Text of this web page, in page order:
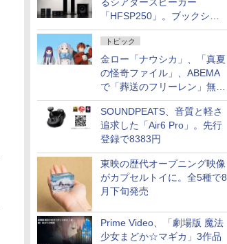
「HFSP250」。ブックシェ
ルフはペア3万円以下
トピック
金ロー「ナウシカ」、「真夏
の怪奇ファイル」、ABEMA
で「葬送のフリーレン」無料
配信など。夏の特番・配信情
報
SOUNDPEATS、音質と軽さ
追求した「Air6 Pro」。先行
登録で8383円
東映の歴代オープニング映像
がカプセルトイに。全5種で8
月下旬発売
Prime Video、「劇場版 魔法
少女まどか☆マギカ」3作品